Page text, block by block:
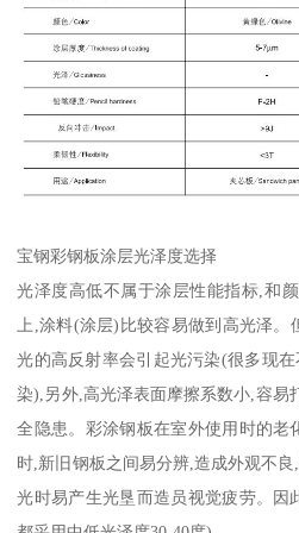
宝钢彩钢板涂层光泽度选择
光泽度高低不属于涂层性能指标,和
上,涂料(涂层)比较容易做到高光泽
光的高反射率会引起光污染(很多现
染),另外,高光泽表面摩擦系数小,容易
全隐患。彩涂钢板在室外使用时的老
时,新旧钢板之间易分辨,造成外观不
光时易产生光垦而造员视觉疲劳。因